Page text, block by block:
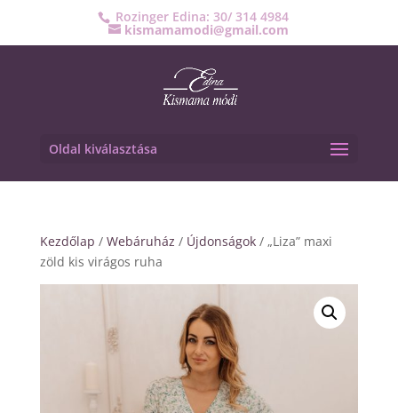
Rozinger Edina: 30/ 314 4984
kismamamodi@gmail.com
Oldal kiválasztása
Kezdőlap / Webáruház / Újdonságok/ „Liza” maxi
zöld kis virágos ruha